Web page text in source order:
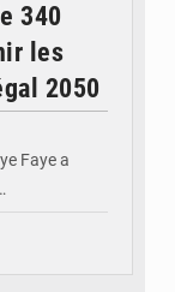
340
les
2050
Faye a